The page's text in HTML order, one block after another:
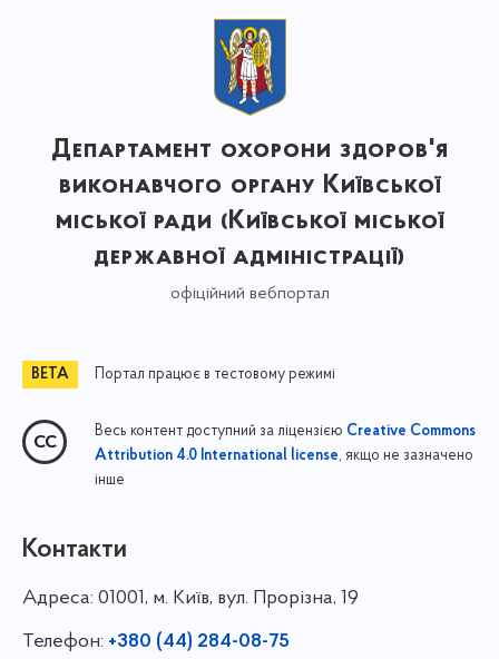
Департамент охорони здоров'я
виконавчого органу Київської
міської ради (Київської міської
державної адміністрації)
офіційний вебпортал
Портал працює в тестовому режимі
Весь контент доступний за ліцензією Creative Commons
Attribution 4.0 International license, якщо не зазначено
інше
Контакти
Адреса: 01001, м. Київ, вул. Прорізна, 19
Телефон: +380 (44) 284-08-75